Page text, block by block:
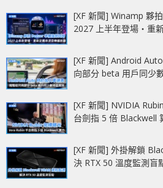
[XF 新聞] Winamp 夥
2027 上半年登場‧重
[XF 新聞] Android
向部分 beta 用戶同少
[XF 新聞] NVIDIA
台劍指 5 倍 Blackwell
[XF 新聞] 外掛解鎖
決 RTX 50 溫度監測盲